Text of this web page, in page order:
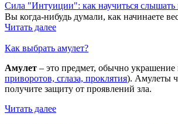
Сила "Интуиции": как научиться слышать
Вы когда-нибудь думали, как начинаете
Читать далее
Как выбрать амулет?
Амулет – это предмет, обычно
приворотов, сглаза, проклятия). Амулеты
получите защиту от проявлений зла.
Читать далее